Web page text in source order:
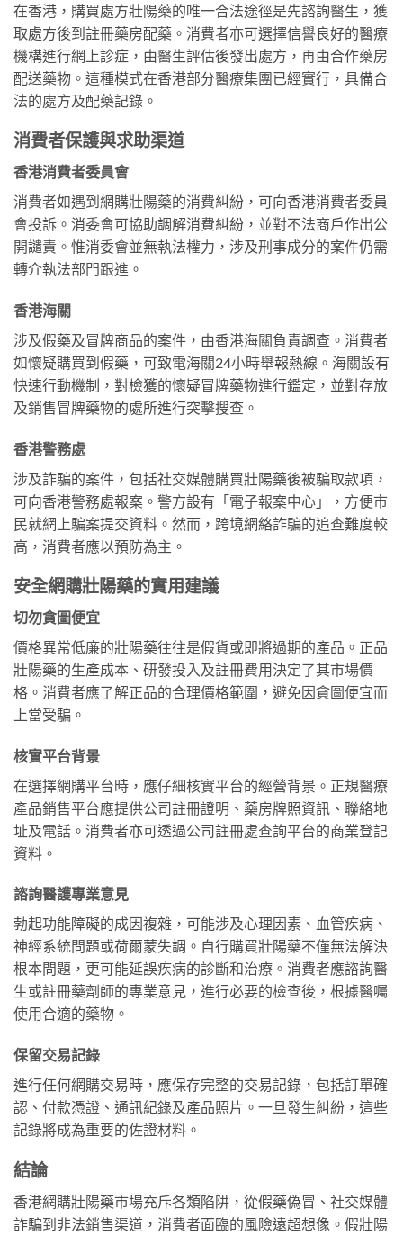
在香港，購買處方壯陽藥的唯一合法途徑是先諮詢醫生，獲
取處方後到註冊藥房配藥。消費者亦可選擇信譽良好的醫療
機構進行網上診症，由醫生評估後發出處方，再由合作藥房
配送藥物。這種模式在香港部分醫療集團已經實行，具備合
法的處方及配藥記錄。
消費者保護與求助渠道
香港消費者委員會
消費者如遇到網購壯陽藥的消費糾紛，可向香港消費者委員
會投訴。消委會可協助調解消費糾紛，並對不法商戶作出公
開譴責。惟消委會並無執法權力，涉及刑事成分的案件仍需
轉介執法部門跟進。
香港海關
涉及假藥及冒牌商品的案件，由香港海關負責調查。消費者
如懷疑購買到假藥，可致電海關24小時舉報熱線。海關設有
快速行動機制，對檢獲的懷疑冒牌藥物進行鑑定，並對存放
及銷售冒牌藥物的處所進行突擊搜查。
香港警務處
涉及詐騙的案件，包括社交媒體購買壯陽藥後被騙取款項，
可向香港警務處報案。警方設有「電子報案中心」，方便市
民就網上騙案提交資料。然而，跨境網絡詐騙的追查難度較
高，消費者應以預防為主。
安全網購壯陽藥的實用建議
切勿貪圖便宜
價格異常低廉的壯陽藥往往是假貨或即將過期的產品。正品
壯陽藥的生產成本、研發投入及註冊費用決定了其市場價
格。消費者應了解正品的合理價格範圍，避免因貪圖便宜而
上當受騙。
核實平台背景
在選擇網購平台時，應仔細核實平台的經營背景。正規醫療
產品銷售平台應提供公司註冊證明、藥房牌照資訊、聯絡地
址及電話。消費者亦可透過公司註冊處查詢平台的商業登記
資料。
諮詢醫護專業意見
勃起功能障礙的成因複雜，可能涉及心理因素、血管疾病、
神經系統問題或荷爾蒙失調。自行購買壯陽藥不僅無法解決
根本問題，更可能延誤疾病的診斷和治療。消費者應諮詢醫
生或註冊藥劑師的專業意見，進行必要的檢查後，根據醫囑
使用合適的藥物。
保留交易記錄
進行任何網購交易時，應保存完整的交易記錄，包括訂單確
認、付款憑證、通訊紀錄及產品照片。一旦發生糾紛，這些
記錄將成為重要的佐證材料。
結論
香港網購壯陽藥市場充斥各類陷阱，從假藥偽冒、社交媒體
詐騙到非法銷售渠道，消費者面臨的風險遠超想像。假壯陽